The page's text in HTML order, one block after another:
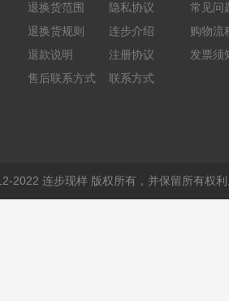
退换货范围
退换货规则
退款说明
售后联系方式
隐私协议
连步介绍
注册协议
联系方式
常见问
购物流
发票须
2022 连步现样 版权所有，并保留所有权